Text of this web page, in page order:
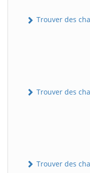
Trouver des
Trouver des
Trouver des